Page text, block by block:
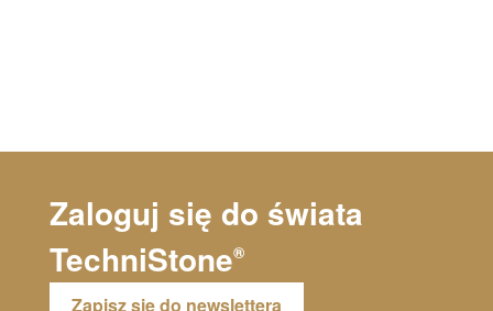
Zaloguj się do świata
TechniStone®
Zapisz się do newslettera